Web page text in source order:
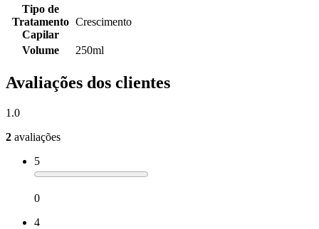
Tipo de
Tratamento
Capilar
Crescimento
Volume 250ml
Avaliações dos clientes
1.0
2 avaliações
5
0
4